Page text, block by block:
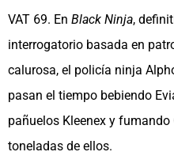
VAT 69. En Black Ninja,
interrogatorio basada en
calurosa, el policía ninja
pasan el tiempo bebiendo
pañuelos Kleenex y
toneladas de ellos.